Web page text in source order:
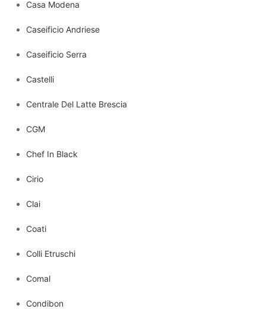
Casa Modena
Caseificio Andriese
Caseificio Serra
Castelli
Centrale Del Latte Brescia
CGM
Chef In Black
Cirio
Clai
Coati
Colli Etruschi
Comal
Condibon